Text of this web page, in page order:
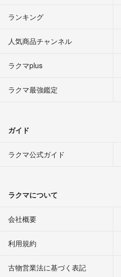
ランキング
人気商品チャンネル
ラクマplus
ラクマ最強鑑定
ガイド
ラクマ公式ガイド
ラクマについて
会社概要
利用規約
古物営業法に基づく表記